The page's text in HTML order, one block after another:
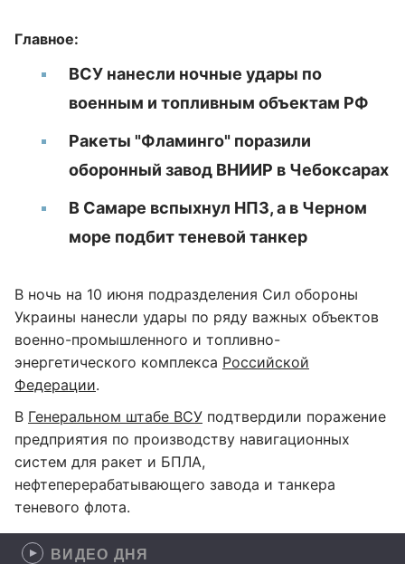
Главное:
ВСУ нанесли ночные удары по
военным и топливным объектам РФ
Ракеты "Фламинго" поразили
оборонный завод ВНИИР в Чебоксарах
В Самаре вспыхнул НПЗ, а в Черном
море подбит теневой танкер
В ночь на 10 июня подразделения Сил обороны
Украины нанесли удары по ряду важных объектов
военно-промышленного и топливно-
энергетического комплекса Российской
Федерации.
В Генеральном штабе ВСУ подтвердили поражение
предприятия по производству навигационных
систем для ракет и БПЛА,
нефтеперерабатывающего завода и танкера
теневого флота.
ВИДЕО ДНЯ